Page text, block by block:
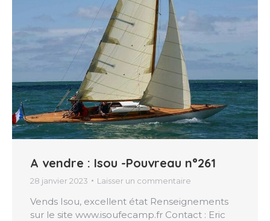
A vendre : Isou -Pouvreau n°261
28 janvier 2023 Laisser un commentaire
Vends Isou, excellent état Renseignements
sur le site www.isoufecamp.fr Contact : Eric